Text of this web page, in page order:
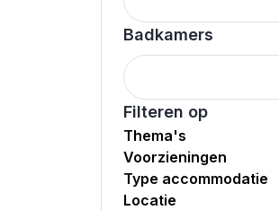
Badkamers
Filteren op
Thema's
Voorzieningen
Type accommodatie
Locatie